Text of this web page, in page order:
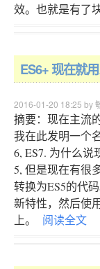
效。也就是有了
ES6+ 现在就
2016-01-20 18:25 by
摘要：现在主流
我在此发明一个
6, ES7. 为什么
5, 但是现在有很
转换为ES5的代
新特性，然后使
上。
阅读全文